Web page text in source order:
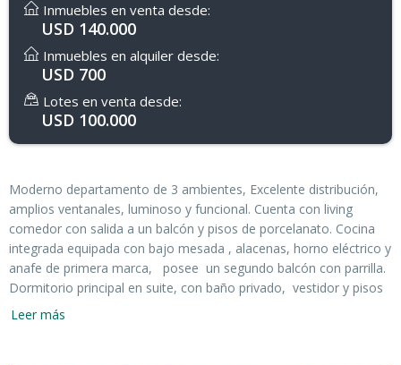
Inmuebles en venta desde:
USD 140.000
Inmuebles en alquiler desde:
USD 700
Lotes en venta desde:
USD 100.000
Moderno departamento de 3 ambientes, Excelente distribución,
amplios ventanales, luminoso y funcional. Cuenta con living
comedor con salida a un balcón y pisos de porcelanato. Cocina
integrada equipada con bajo mesada , alacenas, horno eléctrico y
anafe de primera marca, posee un segundo balcón con parrilla.
Dormitorio principal en suite, con baño privado, vestidor y pisos
de madera Patagonia Flooring. Segundo dormitorio con placard,
Leer más